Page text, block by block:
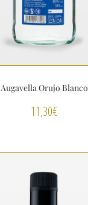
Augavella Orujo Blanco
11,30€